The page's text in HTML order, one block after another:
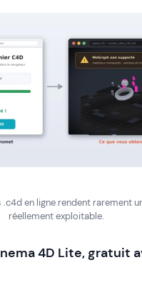
.c4d en ligne rendent rarement
réellement exploitable.
4D Lite, gratuit